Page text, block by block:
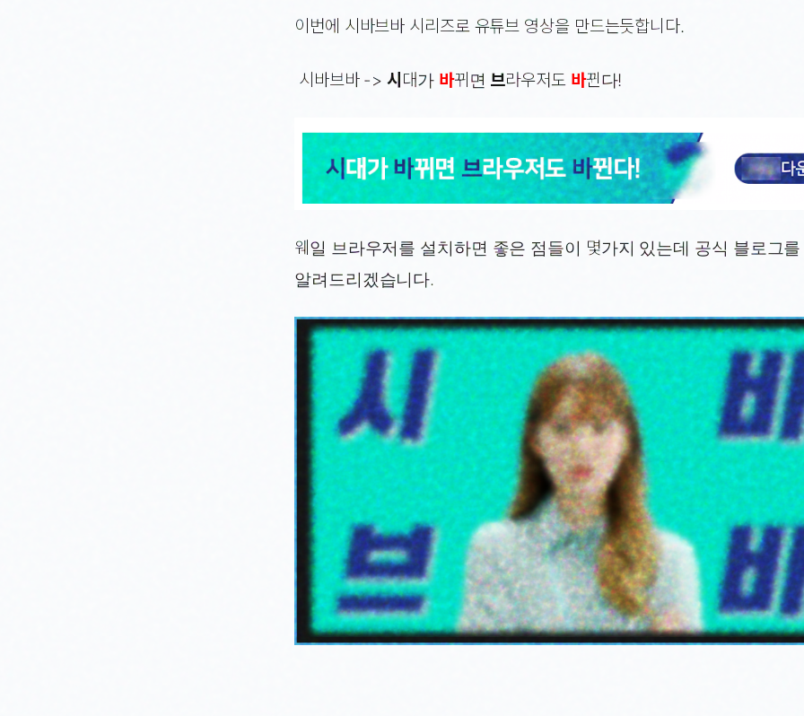
이번에 시바브바 시리즈로 유튜브 영상을 만드는듯합니다.
시바브바 ->시 대가 바뀌면 브라우저도 바뀐다!
웨일 브라우저를 설치하면 좋은 점들이 몇가지 있는데 공식 블로그
알려드리겠습니다.